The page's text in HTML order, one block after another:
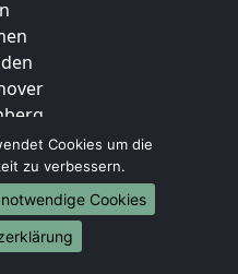
Cookies um die
zu verbessern.
Cookies